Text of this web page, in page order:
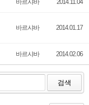
바르샤바 2014.11.04
바르샤바 2014.01.17
바르샤바 2014.02.06
검색